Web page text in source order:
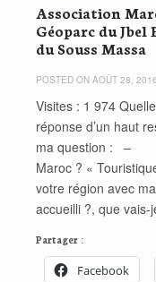
Association
Géoparc du
du Souss Massa
POSTED ON AOÛT 28, 2016
Visites : 1 974
réponse d’un haut
ma question : –
Maroc ? «
votre région avec
accueilli ?, que
Partager :
Facebook